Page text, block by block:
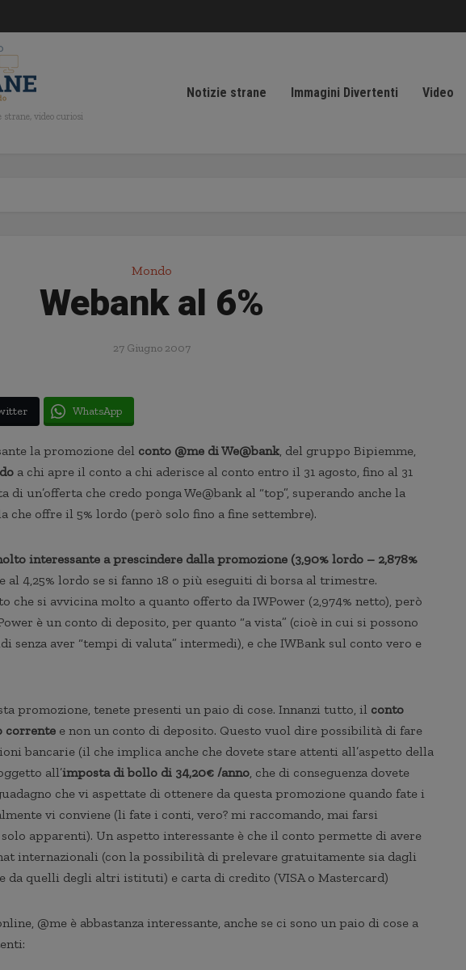
video curiosi
Notizie strane Immagini Divertenti Video
Mondo
Webank al 6%
27 Giugno 2007
WhatsApp
la promozione del conto @me di We@bank, del gruppo Bipiemme,
a chi apre il conto a chi aderisce al conto entro il 31 agosto, fino al 31
di un’offerta che credo ponga We@bank al “top”, superando anche la
che offre il 5% lordo (però solo fino a fine settembre).
interessante a prescindere dalla promozione (3,90% lordo – 2,878%
al 4,25% lordo se si fanno 18 o più eseguiti di borsa al trimestre.
che si avvicina molto a quanto offerto da IWPower (2,974% netto), però
è un conto di deposito, per quanto “a vista” (cioè in cui si possono
senza aver “tempi di valuta” intermedi), e che IWBank sul conto vero e
promozione, tenete presenti un paio di cose. Innanzi tutto, il conto
corrente e non un conto di deposito. Questo vuol dire possibilità di fare
bancarie (il che implica anche che dovete stare attenti all’aspetto della
all’imposta di bollo di 34,20€ /anno, che di conseguenza dovete
che vi aspettate di ottenere da questa promozione quando fate i
vi conviene (li fate i conti, vero? mi raccomando, mai farsi
apparenti). Un aspetto interessante è che il conto permette di avere
internazionali (con la possibilità di prelevare gratuitamente sia dagli
da quelli degli altri istituti) e carta di credito (VISA o Mastercard)
@me è abbastanza interessante, anche se ci sono un paio di cose a